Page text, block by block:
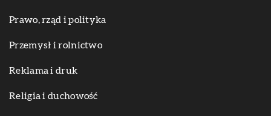
Prawo, rząd i polityka
Przemysł i rolnictwo
Reklama i druk
Religia i duchowość